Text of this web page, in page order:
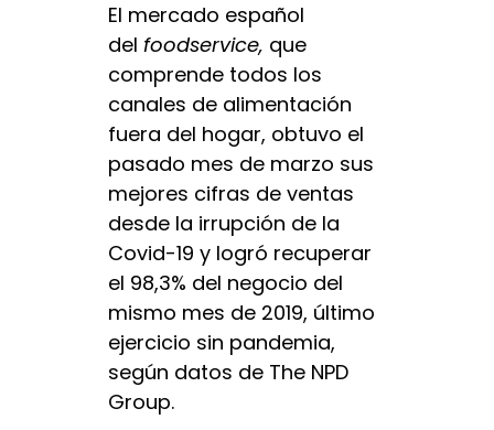
El mercado español
del foodservice, que
comprende todos los
canales de alimentación
fuera del hogar, obtuvo el
pasado mes de marzo sus
mejores cifras de ventas
desde la irrupción de la
Covid-19 y logró recuperar
el 98,3% del negocio del
mismo mes de 2019, último
ejercicio sin pandemia,
según datos de The NPD
Group.